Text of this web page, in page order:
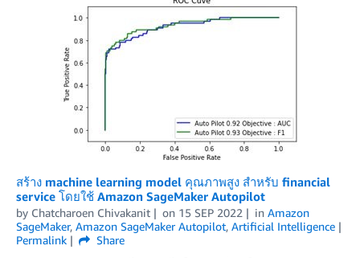
สร้าง machine learning model คุณภาพสูง สำหรับ financial
service โดยใช้ Amazon SageMaker Autopilot
by Chatcharoen Chivakanit on 15 SEP 2022 in Amazon
SageMaker, Amazon SageMaker Autopilot, Artificial Intelligence
Permalink
Share